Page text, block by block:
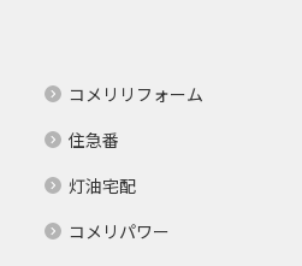
コメリリフォーム
住急番
灯油宅配
コメリパワー